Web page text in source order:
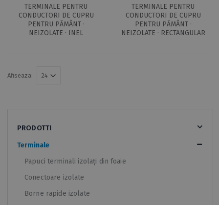
TERMINALE PENTRU
CONDUCTORI DE CUPRU
PENTRU PĂMÂNT ·
NEIZOLATE · INEL
TERMINALE PENTRU
CONDUCTORI DE CUPRU
PENTRU PĂMÂNT ·
NEIZOLATE · RECTANGULAR
Afiseaza:
PRODOTTI
Terminale
Papuci terminali izolați din foaie
Conectoare izolate
Borne rapide izolate